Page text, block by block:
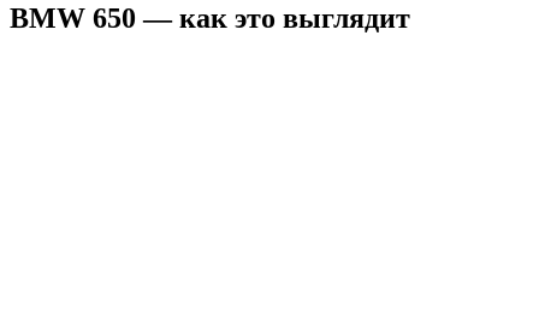
BMW 650 — как это выглядит